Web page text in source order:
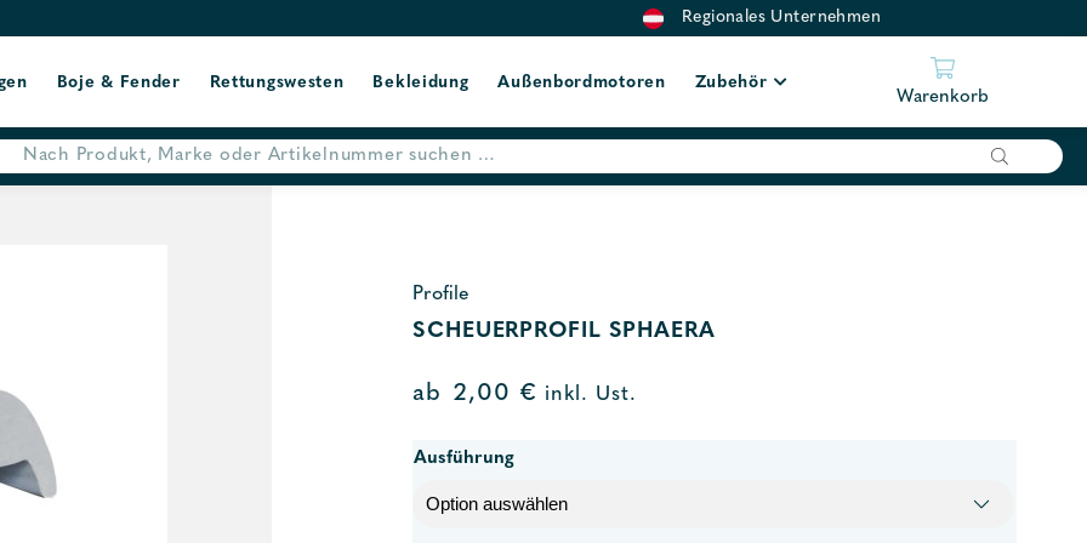
Regionales Unternehmen
Boje & Fender Rettungswesten Bekleidung Außenbordmotoren
Zubehör
Warenkorb
Profile
SCHEUERPROFIL SPHAERA
ab 2,00 € inkl. Ust.
Ausführung